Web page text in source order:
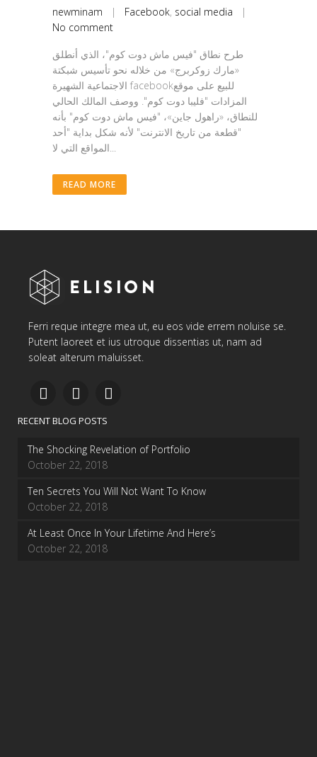
newminam | Facebook, social media |
No comment
طرح نطاق "فيس ماش دوت كوم"، الذي أنطلق
«مارك زوكربرج» من خلاله نحو تأسيس شبكتة
الاجتماعية الشهيرة facebookللبيع على موقع
المزادات "فليبا دوت كوم". ووصف المالك الحالي
للنطاق، «راهول جاين»، "فيس ماش دوت كوم" بأنه
"قطعة من تاريخ الانترنت" لأنه شكل بداية "أحد
المواقع التي لا...
READ MORE
Ferri reque integre mea ut, eu eos vide errem noluise se.
Putent laoreet et ius utroque dissentias ut, nam ad
soleat alterum maluisset.
RECENT BLOG POSTS
The Shocking Revelation of Portfolio
October 22, 2018
Ten Secrets You Will Not Want To Know
October 22, 2018
At Least Once In Your Lifetime And Here’s
October 22, 2018